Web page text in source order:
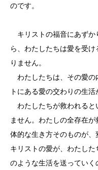
のです。
キリストの福音にあずか
ら、わたしたちは愛を受
りません。
わたしたちは、その愛の
トにある愛の交わりの生活
わたしたちが救われると
ません。わたしの全存在
体的な生き方そのものが、
キリストの愛が、わたし
のような生活を送っていく